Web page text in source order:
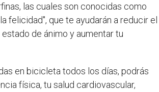
las cuales son conocidas como
felicidad", que te ayudarán a reducir el
de ánimo y aumentar tu
en bicicleta todos los días, podrás
física, tu salud cardiovascular,